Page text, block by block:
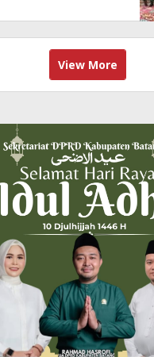
View More